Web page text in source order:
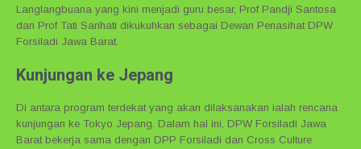
Langlangbuana yang kini menjadi guru besar, Prof Pandji Santosa
dan Prof Tati Sarihati dikukuhkan sebagai Dewan Penasihat DPW
Forsiladi Jawa Barat.
Kunjungan ke Jepang
Di antara program terdekat yang akan dilaksanakan ialah rencana
kunjungan ke Tokyo Jepang. Dalam hal ini, DPW Forsiladi Jawa
Barat bekerja sama dengan DPP Forsiladi dan Cross Culture